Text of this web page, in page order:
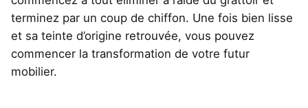
terminez par un coup de chiffon. Une fois bien lisse
et sa teinte d’origine retrouvée, vous pouvez
commencer la transformation de votre futur
mobilier.